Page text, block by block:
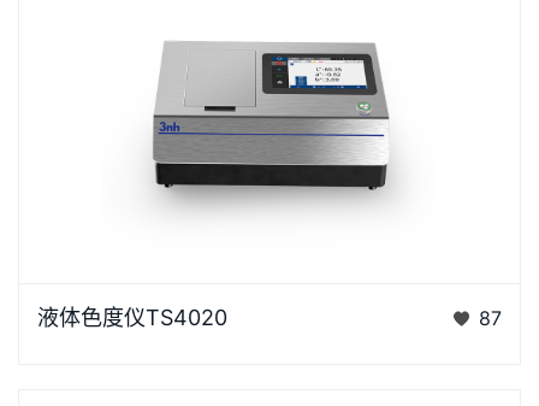
体色度测量设计的高精度色彩分析利器。采用D/0光学
液体色度仪TS4020 87